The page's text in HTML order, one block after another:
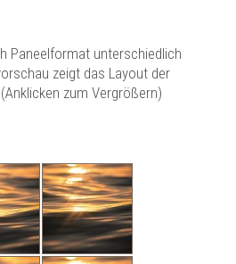
Paneelformat unterschiedlich
zeigt das Layout der
zum Vergrößern)